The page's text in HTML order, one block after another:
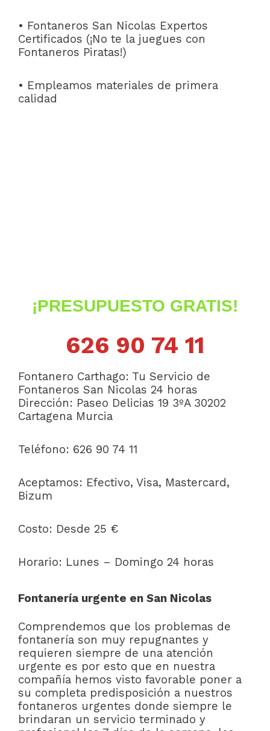
• Fontaneros San Nicolas Expertos
Certificados (¡No te la juegues con
Fontaneros Piratas!)
• Empleamos materiales de primera
calidad
¡PRESUPUESTO GRATIS!
626 90 74 11
Fontanero Carthago: Tu Servicio de
Fontaneros San Nicolas 24 horas
Dirección: Paseo Delicias 19 3ºA 30202
Cartagena Murcia
Teléfono: 626 90 74 11
Aceptamos: Efectivo, Visa, Mastercard,
Bizum
Costo: Desde 25 €
Horario: Lunes – Domingo 24 horas
Fontanería urgente en San Nicolas
Comprendemos que los problemas de
fontanería son muy repugnantes y
requieren siempre de una atención
urgente es por esto que en nuestra
compañía hemos visto favorable poner a
su completa predisposición a nuestros
fontaneros urgentes donde siempre le
brindaran un servicio terminado y